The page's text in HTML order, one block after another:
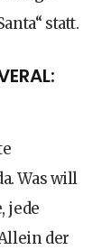
statt.
Was will
jede
der